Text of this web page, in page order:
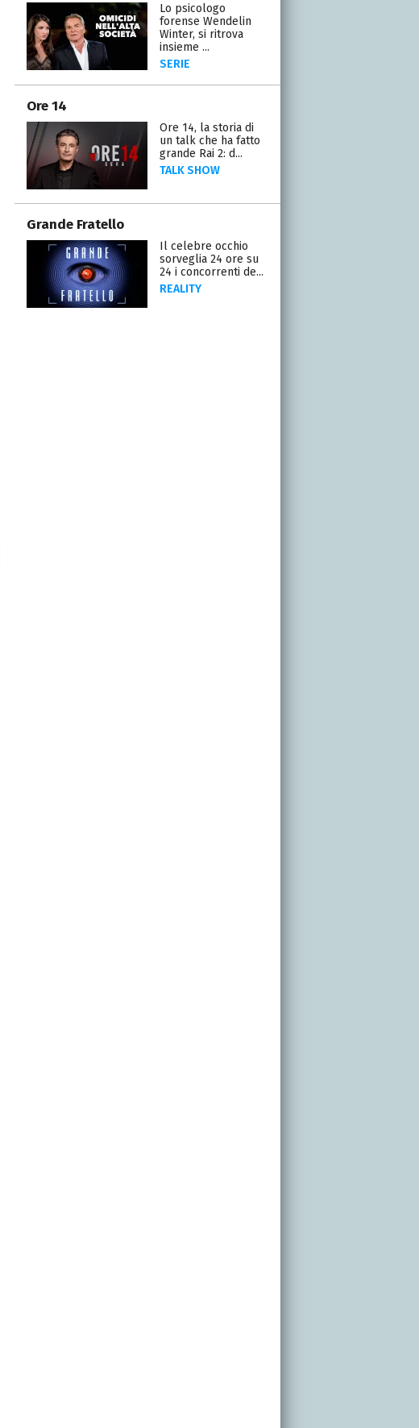
Lo psicologo
forense Wendelin
Winter, si ritrova
insieme ...
SERIE
Ore 14
Ore 14, la storia di
un talk che ha fatto
grande Rai 2: d...
TALK SHOW
Grande Fratello
Il celebre occhio
sorveglia 24 ore su
24 i concorrenti de...
REALITY